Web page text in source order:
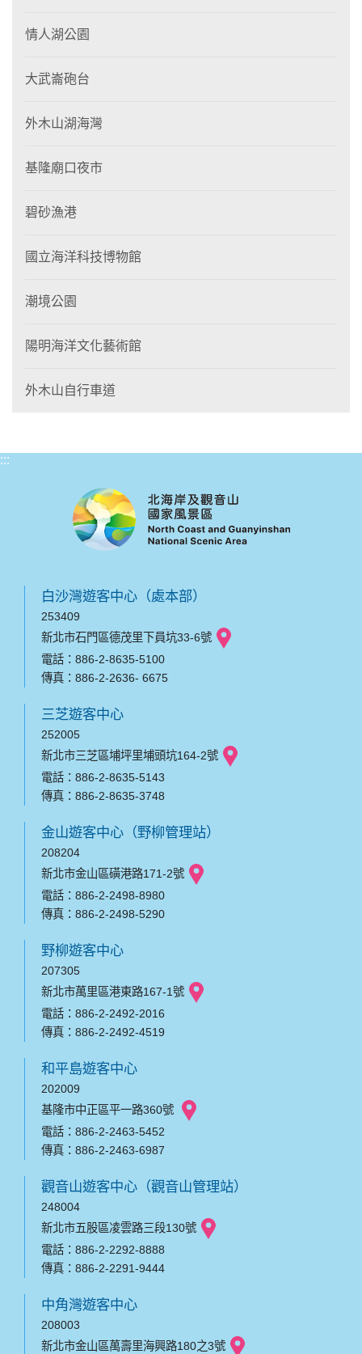
情人湖公園
大武崙砲台
外木山湖海灣
基隆廟口夜市
碧砂漁港
國立海洋科技博物館
潮境公園
陽明海洋文化藝術館
外木山自行車道
:::
白沙灣遊客中心（處本部）
253409
新北市石門區德茂里下員坑33-6號
電話：886-2-8635-5100
傳真：886-2-2636- 6675
三芝遊客中心
252005
新北市三芝區埔坪里埔頭坑164-2號
電話：886-2-8635-5143
傳真：886-2-8635-3748
金山遊客中心（野柳管理站）
208204
新北市金山區磺港路171-2號
電話：886-2-2498-8980
傳真：886-2-2498-5290
野柳遊客中心
207305
新北市萬里區港東路167-1號
電話：886-2-2492-2016
傳真：886-2-2492-4519
和平島遊客中心
202009
基隆市中正區平一路360號
電話：886-2-2463-5452
傳真：886-2-2463-6987
觀音山遊客中心（觀音山管理站）
248004
新北市五股區凌雲路三段130號
電話：886-2-2292-8888
傳真：886-2-2291-9444
中角灣遊客中心
208003
新北市金山區萬壽里海興路180之3號